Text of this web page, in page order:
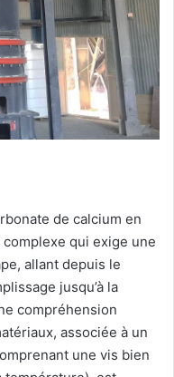
de calcium en
qui exige une
allant depuis le
jusqu’à la
compréhension
associée à un
une vis bien